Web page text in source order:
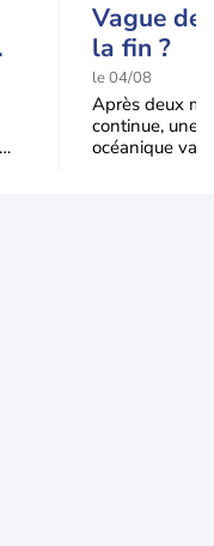
Vague de
la fin ?
le 04/08
Après deux
continue, une
océanique va